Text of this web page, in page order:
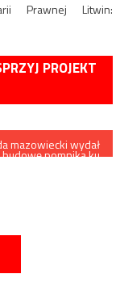
Prawnej Litwin:
PROJEKT
mazowiecki wydał
pomnika ku